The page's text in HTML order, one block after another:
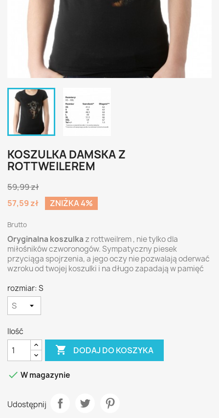
KOSZULKA DAMSKA Z
ROTTWEILEREM
59,99 zł
57,59 zł
ZNIŻKA 4%
Brutto
Oryginalna koszulka z rottweilrem , nie tylko dla
miłośników czworonogów. Sympatyczny piesek
przyciąga spojrzenia, a jego oczy nie pozwalają oderwać
wzroku od twojej koszulki i na długo zapadają w pamięć
rozmiar: S
Ilość
 DODAJ DO KOSZYKA
 W magazynie
Udostępnij